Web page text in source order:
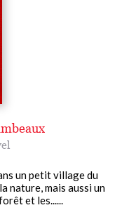
un petit village du
nature, mais aussi un
et les......